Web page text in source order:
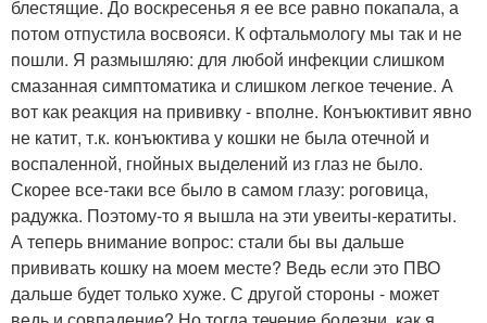
блестящие. До воскресенья я ее все равно покапала, а
потом отпустила восвояси. К офтальмологу мы так и не
пошли. Я размышляю: для любой инфекции слишком
смазанная симптоматика и слишком легкое течение. А
вот как реакция на прививку - вполне. Конъюктивит явно
не катит, т.к. конъюктива у кошки не была отечной и
воспаленной, гнойных выделений из глаз не было.
Скорее все-таки все было в самом глазу: роговица,
радужка. Поэтому-то я вышла на эти увеиты-кератиты.
А теперь внимание вопрос: стали бы вы дальше
прививать кошку на моем месте? Ведь если это ПВО
дальше будет только хуже. С другой стороны - может